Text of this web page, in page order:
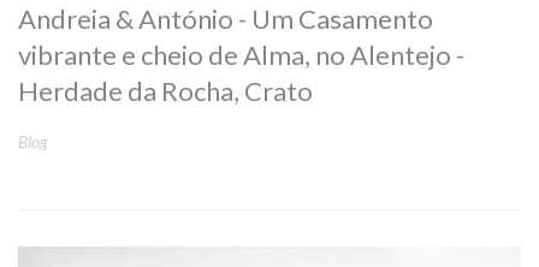
Andreia & António - Um Casamento
vibrante e cheio de Alma, no Alentejo -
Herdade da Rocha, Crato
Blog